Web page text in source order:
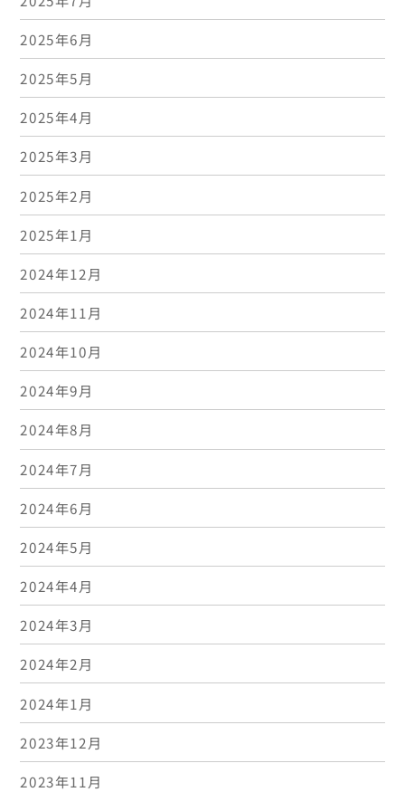
2025年6月
2025年5月
2025年4月
2025年3月
2025年2月
2025年1月
2024年12月
2024年11月
2024年10月
2024年9月
2024年8月
2024年7月
2024年6月
2024年5月
2024年4月
2024年3月
2024年2月
2024年1月
2023年12月
2023年11月